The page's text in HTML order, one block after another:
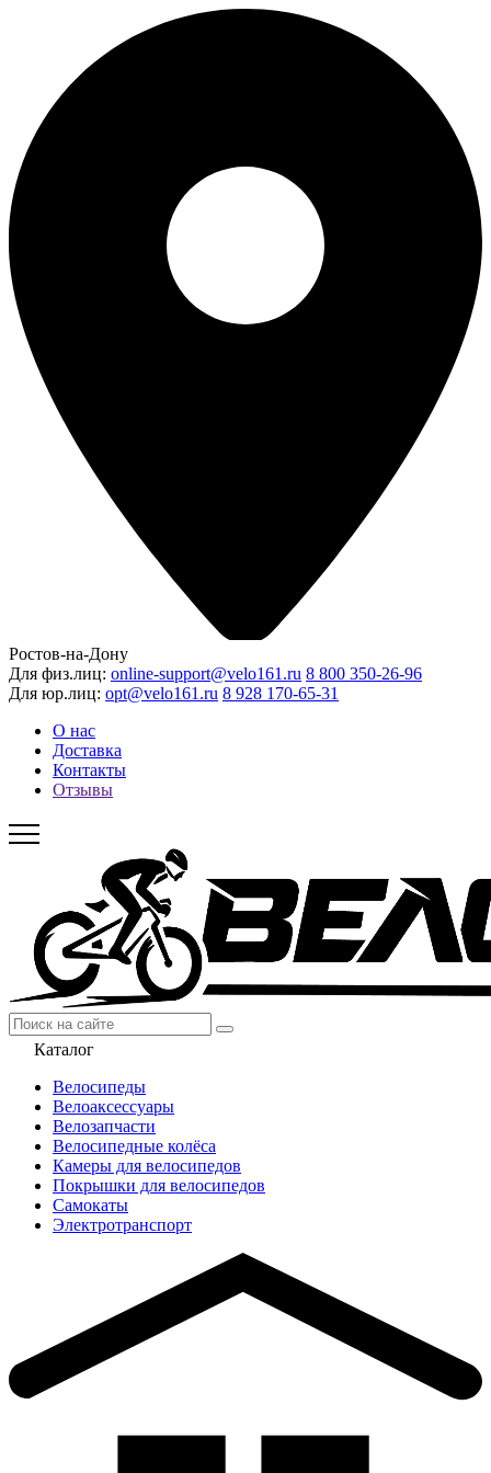
Ростов-на-Дону
Для физ.лиц: online-support@velo161.ru 8 800 350-26-96
Для юр.лиц: opt@velo161.ru 8 928 170-65-31
О нас
Доставка
Контакты
Отзывы
Каталог
Велосипеды
Велоаксессуары
Велозапчасти
Велосипедные колёса
Камеры для велосипедов
Покрышки для велосипедов
Самокаты
Электротранспорт